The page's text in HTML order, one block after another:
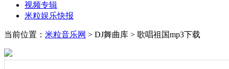
视频专辑
米粒娱乐快报
当前位置： 米粒音乐网 > DJ舞曲库 > 歌唱祖国mp3下载